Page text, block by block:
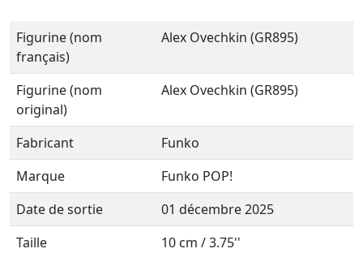
Figurine (nom
français)
Alex Ovechkin (GR895)
Figurine (nom
original)
Alex Ovechkin (GR895)
Fabricant
Funko
Marque
Funko POP!
Date de sortie
01 décembre 2025
Taille
10 cm / 3.75''